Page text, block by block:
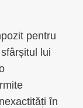
pentru
lui
în